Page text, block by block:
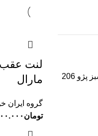
سوکت جعبه فیوز سبز پژو 206
لنت
مارال
گروه ایران
تومان